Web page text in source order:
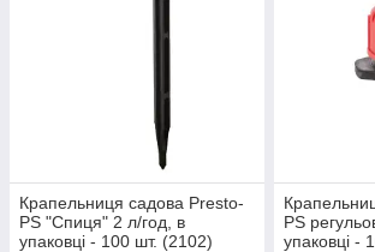
Крапельниця садова Presto-
PS "Спиця" 2 л/год, в
упаковці - 100 шт. (2102)
PS
упаковці -